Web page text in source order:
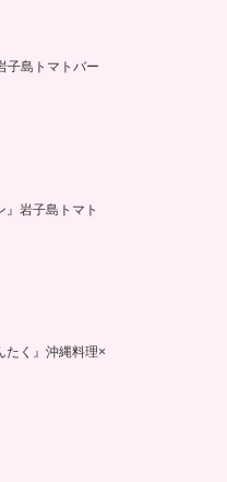
子島トマトバー
』岩子島トマト
たく』沖縄料理×